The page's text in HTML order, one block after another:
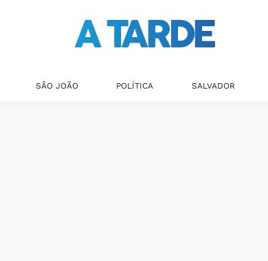
SÃO JOÃO POLÍTICA SALVADOR